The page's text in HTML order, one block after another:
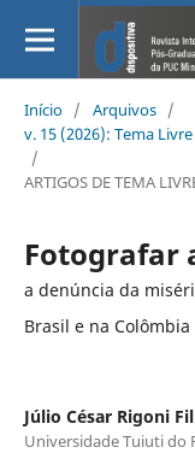
Início / Arquivos /
v. 15 (2026): Tema
/
ARTIGOS DE TEMA
Fotografar
a denúncia da
Brasil e na Colômbia
Júlio César Rigoni
Universidade Tuiuti do